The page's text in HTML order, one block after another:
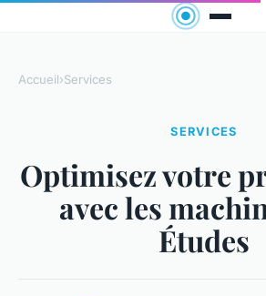
Accueil›Services
SERVICES
Optimisez votre
avec les
Études